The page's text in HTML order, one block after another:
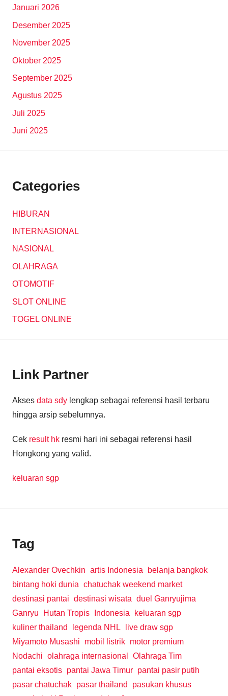
Januari 2026
Desember 2025
November 2025
Oktober 2025
September 2025
Agustus 2025
Juli 2025
Juni 2025
Categories
HIBURAN
INTERNASIONAL
NASIONAL
OLAHRAGA
OTOMOTIF
SLOT ONLINE
TOGEL ONLINE
Link Partner
Akses data sdy lengkap sebagai referensi hasil terbaru
hingga arsip sebelumnya.
Cek result hk resmi hari ini sebagai referensi hasil
Hongkong yang valid.
keluaran sgp
Tag
Alexander Ovechkin artis Indonesia
belanja bangkok
bintang hoki dunia chatuchak weekend market
destinasi pantai destinasi wisata duel Ganryujima
Ganryu
Hutan Tropis Indonesia
keluaran sgp
kuliner thailand
legenda NHL
live draw sgp
Miyamoto Musashi
mobil listrik motor premium
Nodachi olahraga internasional
Olahraga Tim
pantai eksotis pantai Jawa Timur pantai pasir putih
pasar chatuchak pasar thailand
pasukan khusus